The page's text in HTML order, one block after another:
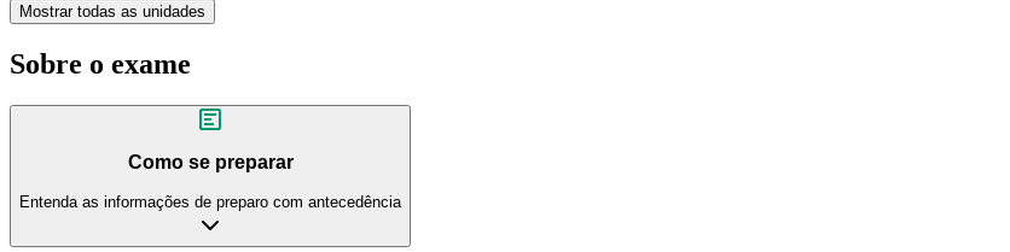
Mostrar todas as unidades
Sobre o exame
Como se preparar
Entenda as informações de preparo com antecedência